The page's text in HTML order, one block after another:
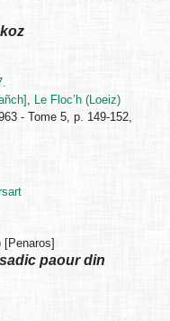
, Le Floc’h (Loeiz)
- Tome 5, p. 149-152,
[Penaros]
paour din